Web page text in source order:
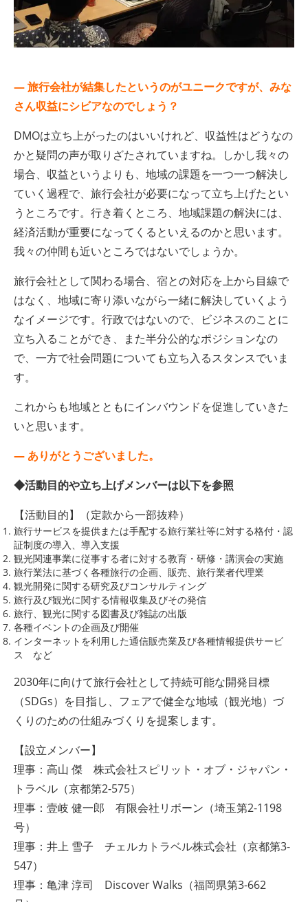
— 旅行会社が結集したというのがユニークですが、みな
さん収益にシビアなのでしょう？
DMOは立ち上がったのはいいけれど、収益性はどうなの
かと疑問の声が取りざたされていますね。しかし我々の
場合、収益というよりも、地域の課題を一つ一つ解決し
ていく過程で、旅行会社が必要になって立ち上げたとい
うところです。行き着くところ、地域課題の解決には、
経済活動が重要になってくるといえるのかと思います。
我々の仲間も近いところではないでしょうか。
旅行会社として関わる場合、宿との対応を上から目線で
はなく、地域に寄り添いながら一緒に解決していくよう
なイメージです。行政ではないので、ビジネスのことに
立ち入ることができ、また半分公的なポジションなの
で、一方で社会問題についても立ち入るスタンスでいま
す。
これからも地域とともにインバウンドを促進していきた
いと思います。
— ありがとうございました。
◆活動目的や立ち上げメンバーは以下を参照
【活動目的】（定款から一部抜粋）
旅行サービスを提供または手配する旅行業社等に対する格付・認
証制度の導入、導入支援
観光関連事業に従事する者に対する教育・研修・講演会の実施
旅行業法に基づく各種旅行の企画、販売、旅行業者代理業
観光開発に関する研究及びコンサルティング
旅行及び観光に関する情報収集及びその発信
旅行、観光に関する図書及び雑誌の出版
各種イベントの企画及び開催
インターネットを利用した通信販売業及び各種情報提供サービ
ス など
2030年に向けて旅行会社として持続可能な開発目標
（SDGs）を目指し、フェアで健全な地域（観光地）づ
くりのための仕組みづくりを提案します。
【設立メンバー】
理事：高山 傑 株式会社スピリット・オブ・ジャパン・
トラベル（京都第2-575）
理事：壹岐 健一郎 有限会社リボーン（埼玉第2-1198
号）
理事：井上 雪子 チェルカトラベル株式会社（京都第3-
547）
理事：亀津 淳司 Discover Walks（福岡県第3-662